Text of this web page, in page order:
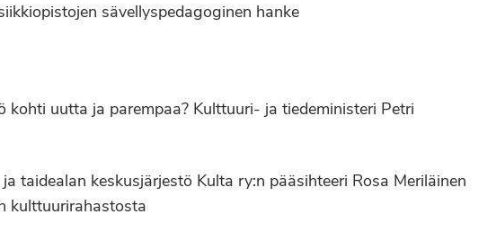
sävellyspedagoginen hanke
uutta ja parempaa? Kulttuuri- ja tiedeministeri Petri
taidealan keskusjärjestö Kulta ry:n pääsihteeri Rosa Meriläinen
kulttuurirahastosta